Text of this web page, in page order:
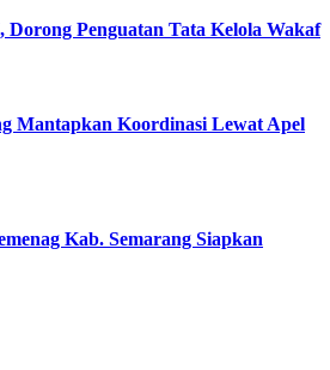
Penguatan Tata Kelola Wakaf
Mantapkan Koordinasi Lewat Apel
Kab. Semarang Siapkan